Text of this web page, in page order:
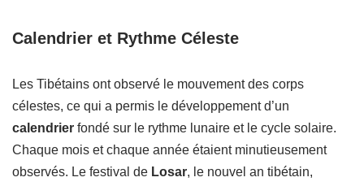
Calendrier et Rythme Céleste
Les Tibétains ont observé le mouvement des corps
célestes, ce qui a permis le développement d’un
calendrier fondé sur le rythme lunaire et le cycle solaire.
Chaque mois et chaque année étaient minutieusement
observés. Le festival de Losar, le nouvel an tibétain,